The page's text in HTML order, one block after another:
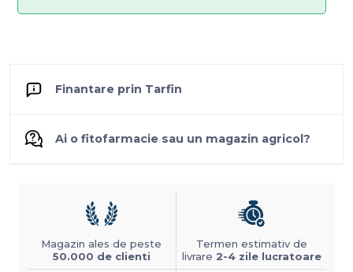
Finantare prin Tarfin
Ai o fitofarmacie sau un magazin agricol?
Magazin ales de peste
50.000 de clienti
Termen estimativ de
livrare 2-4 zile lucratoare